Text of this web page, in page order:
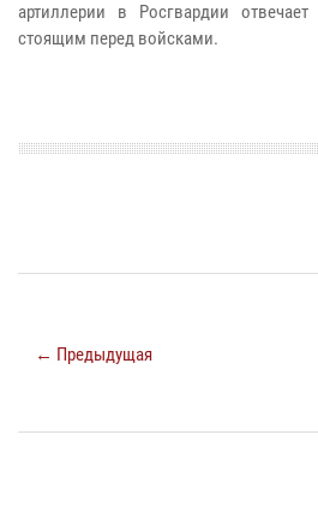
артиллерии в Росгвардии
стоящим перед войсками.
← Предыдущая